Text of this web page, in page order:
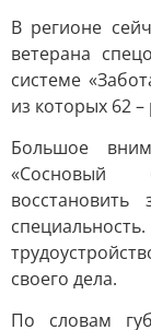
В регионе
ветерана
системе
из которых 62
Большое
«Сосновый
своего дела.
По словам